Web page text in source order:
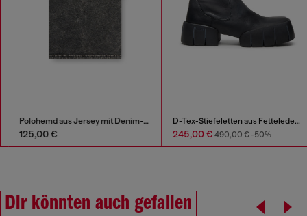
Polohemd aus Jersey mit Denim-Effekt
125,00 €
D-Tex-Stiefeletten aus Fetteleder mit geteilter Sohle
245,00 €490,00 €-50%
Dir könnten auch gefallen